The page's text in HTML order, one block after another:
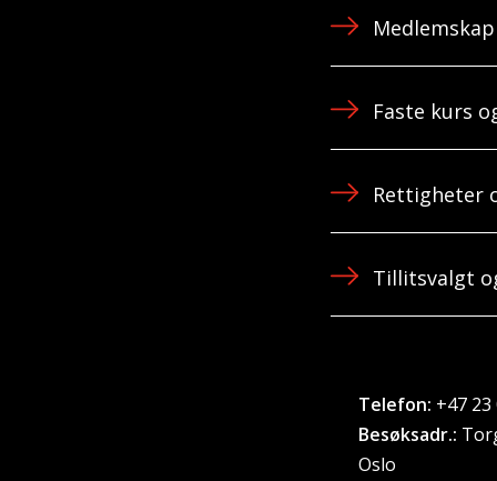
Faste kurs
Rettigheter
Tillitsvalgt
Telefon: +47 23
Besøksadr.:
Oslo